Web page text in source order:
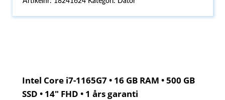
Intel Core i7-1165G7 • 16 GB RAM • 500 GB
SSD • 14" FHD • 1 års garanti